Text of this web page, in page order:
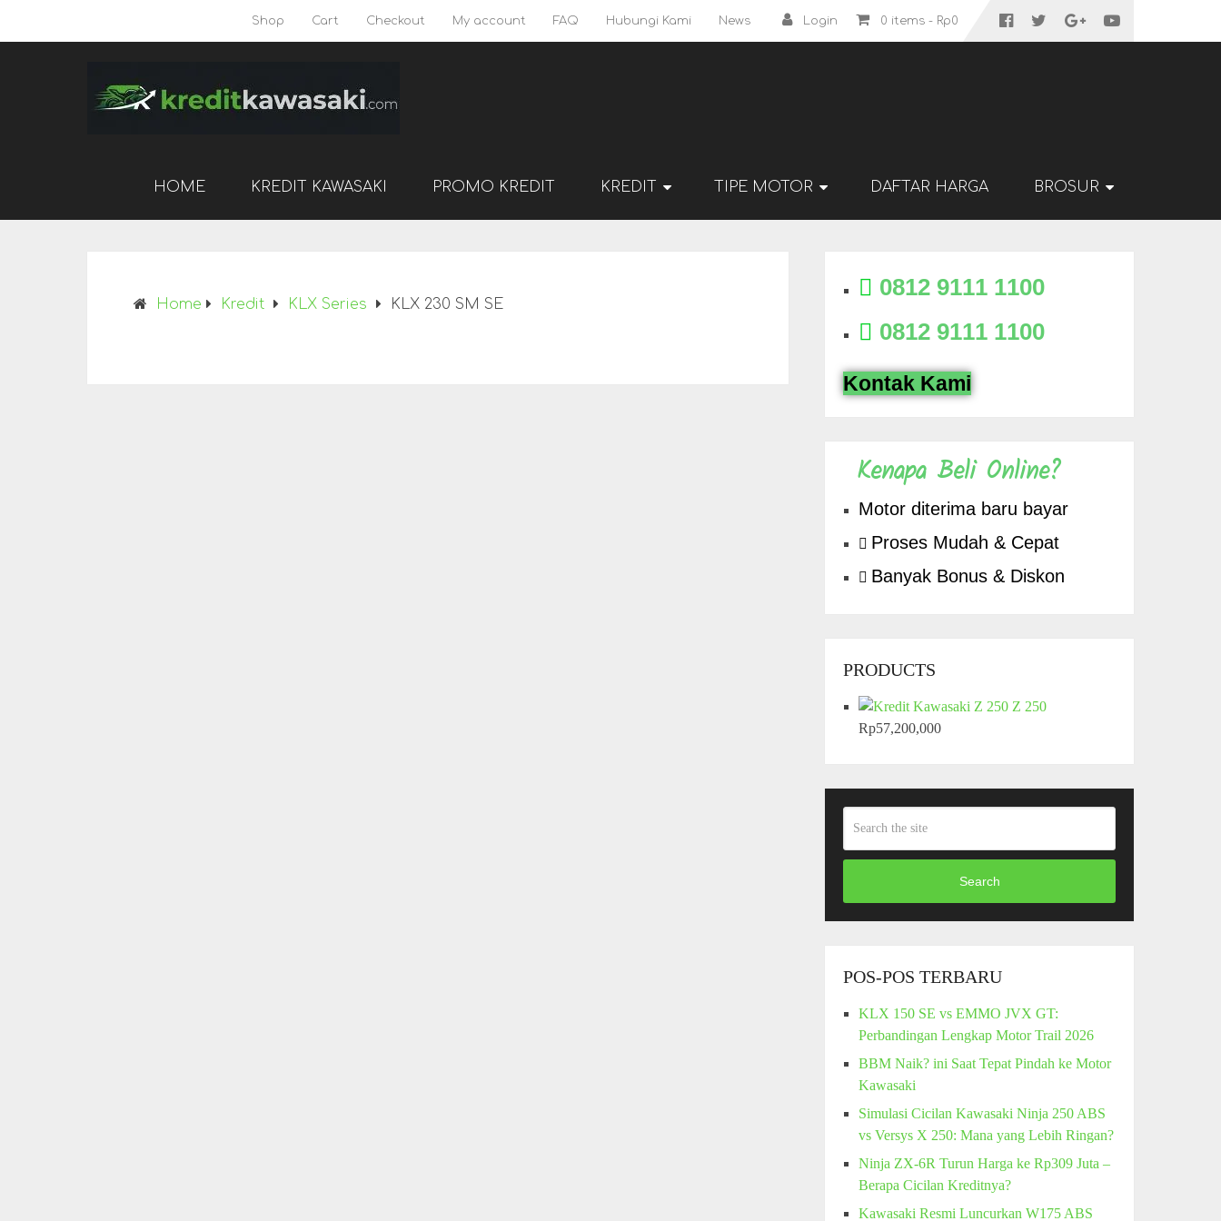
Shop Cart Checkout My account FAQ Hubungi Kami News Login 0 items - Rp0
HOME KREDIT KAWASAKI PROMO KREDIT KREDIT TIPE MOTOR DAFTAR HARGA BROSUR
Home Kredit KLX Series KLX 230 SM SE
0812 9111 1100
0812 9111 1100
Kontak Kami
Kenapa Beli Online?
Motor diterima baru bayar
Proses Mudah & Cepat
Banyak Bonus & Diskon
PRODUCTS
Z 250
Rp57,200,000
Search
POS-POS TERBARU
KLX 150 SE vs EMMO JVX GT:
Perbandingan Lengkap Motor Trail 2026
BBM Naik? ini Saat Tepat Pindah ke Motor
Kawasaki
Simulasi Cicilan Kawasaki Ninja 250 ABS
vs Versys X 250: Mana yang Lebih Ringan?
Ninja ZX-6R Turun Harga ke Rp309 Juta –
Berapa Cicilan Kreditnya?
Kawasaki Resmi Luncurkan W175 ABS